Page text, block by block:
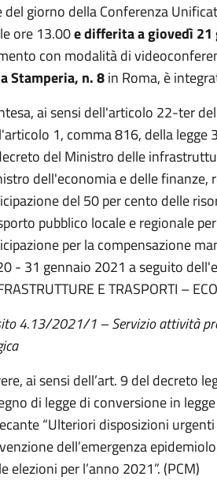
del giorno della Conferenza
ore 13.00e differita a giovedì 21
con modalità di
Stamperia, n. 8in Roma, è
ai sensi dell'articolo 22-ter
1, comma 816, della legge
del Ministro delle
dell'economia e delle
del 50 per cento delle
pubblico locale e regionale
per la compensazione
- 31 gennaio 2021 a seguito
E TRASPORTI –
4.13/2021/1 – Servizio attività
ai sensi dell’art. 9 del decreto
di legge di conversione in
“Ulteriori disposizioni
dell’emergenza
elezioni per l’anno 2021”. (PCM)